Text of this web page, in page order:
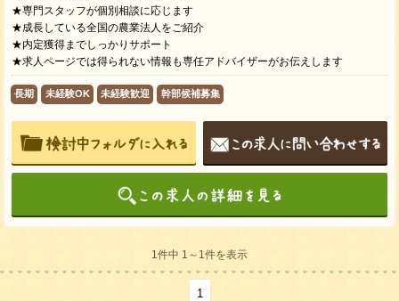
★専門スタッフが個別相談に応じます
★成長している全国の農業法人をご紹介
★内定獲得までしっかりサポート
★求人ページでは得られない情報も専任アドバイザーがお伝えします
長期 未経験OK 未経験歓迎 幹部候補募集
1件中 1～1件を表示
1